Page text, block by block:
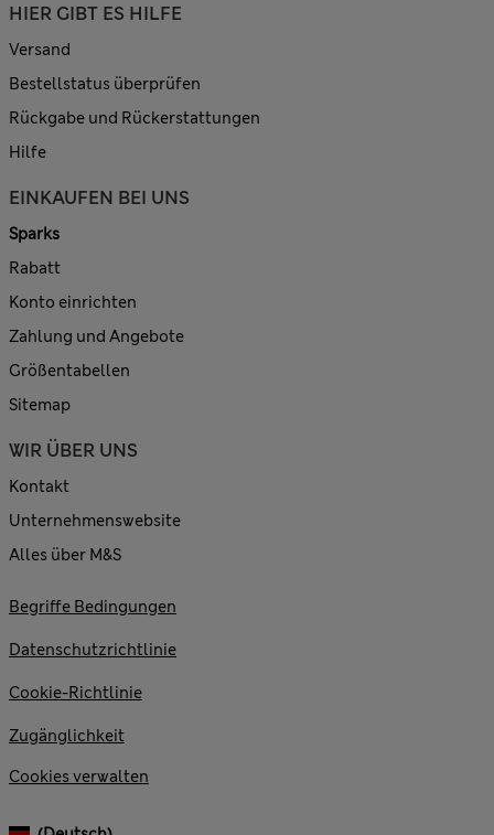
HIER GIBT ES HILFE
Versand
Bestellstatus überprüfen
Rückgabe und Rückerstattungen
Hilfe
EINKAUFEN BEI UNS
Sparks
Rabatt
Konto einrichten
Zahlung und Angebote
Größentabellen
Sitemap
WIR ÜBER UNS
Kontakt
Unternehmenswebsite
Alles über M&S
Begriffe Bedingungen
Datenschutzrichtlinie
Cookie-Richtlinie
Zugänglichkeit
Cookies verwalten